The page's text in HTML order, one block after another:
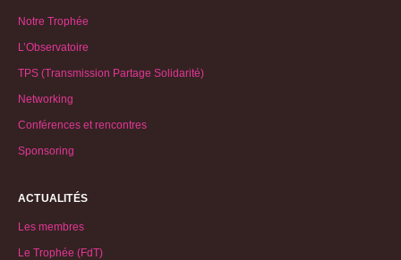
Notre Trophée
L’Observatoire
TPS (Transmission Partage Solidarité)
Networking
Conférences et rencontres
Sponsoring
ACTUALITÉS
Les membres
Le Trophée (FdT)